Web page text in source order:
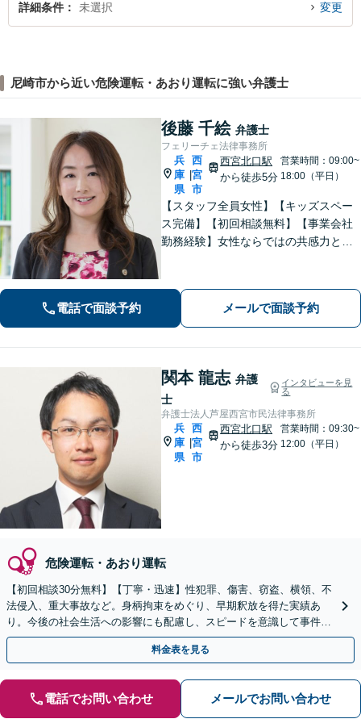
詳細条件 未選択 変更
尼崎市から近い危険運転・あおり運転に強い弁護士
後藤 千絵 弁護士
フェリーチェ法律事務所
兵
庫
県
|
西
宮
市
西宮北口駅
から徒歩5分
営業時間：09:00~
18:00（平日）
【スタッフ全員女性】【キッズスペー
ス完備】【初回相談無料】【事業会社
勤務経験】女性ならではの共感力とコ
利を守ります。特に離婚や相続など家
族の事案が得意です。
電話で面談予約 メールで面談予約
関本 龍志 弁護
士
インタビューを見
る
弁護士法人芦屋西宮市民法律事務所
兵
庫
県
|
西
宮
市
西宮北口駅
から徒歩3分
営業時間：09:30~
12:00（平日）
危険運転・あおり運転
【初回相談30分無料】【丁寧・迅速】性犯罪、傷害、窃盗、横領、不
法侵入、重大事故など。身柄拘束をめぐり、早期釈放を得た実績あ
り。今後の社会生活への影響にも配慮し、スピードを意識して事件解
決に臨みます【西宮北口駅3分】
料金表を見る
電話でお問い合わせ メールでお問い合わせ